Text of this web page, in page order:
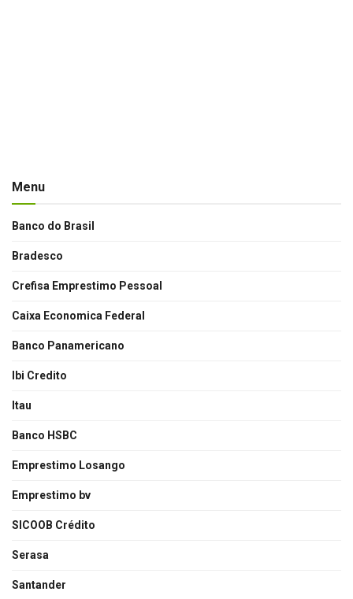
Menu
Banco do Brasil
Bradesco
Crefisa Emprestimo Pessoal
Caixa Economica Federal
Banco Panamericano
Ibi Credito
Itau
Banco HSBC
Emprestimo Losango
Emprestimo bv
SICOOB Crédito
Serasa
Santander